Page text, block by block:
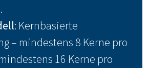
: Kernbasierte
– mindestens 8 Kerne pro
16 Kerne pro